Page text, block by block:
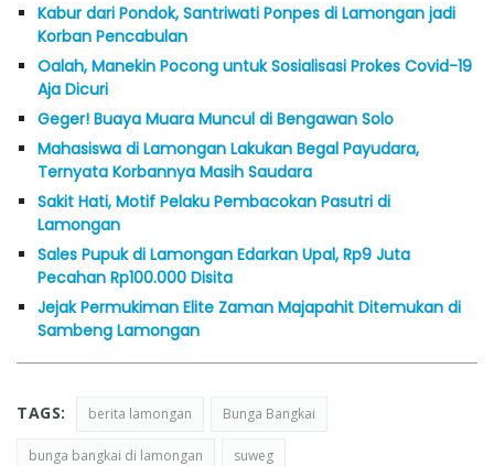
Kabur dari Pondok, Santriwati Ponpes di Lamongan jadi
Korban Pencabulan
Oalah, Manekin Pocong untuk Sosialisasi Prokes Covid-19
Aja Dicuri
Geger! Buaya Muara Muncul di Bengawan Solo
Mahasiswa di Lamongan Lakukan Begal Payudara,
Ternyata Korbannya Masih Saudara
Sakit Hati, Motif Pelaku Pembacokan Pasutri di
Lamongan
Sales Pupuk di Lamongan Edarkan Upal, Rp9 Juta
Pecahan Rp100.000 Disita
Jejak Permukiman Elite Zaman Majapahit Ditemukan di
Sambeng Lamongan
TAGS: berita lamongan Bunga Bangkai
bunga bangkai di lamongan suweg